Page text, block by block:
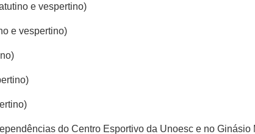
e vespertino)
e vespertino)
do Centro Esportivo da Unoesc e no